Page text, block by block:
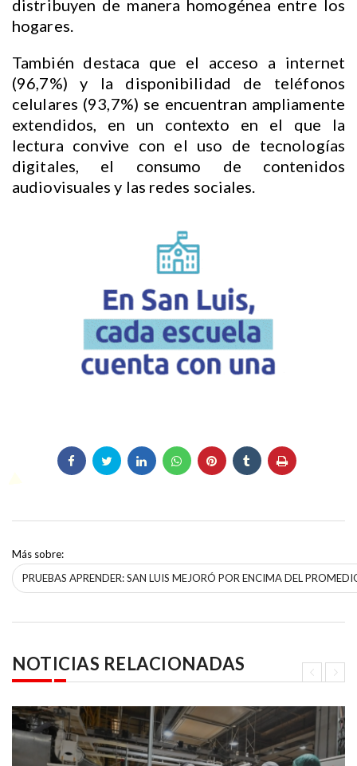
distribuyen de manera homogénea entre los
hogares.
También destaca que el acceso a internet
(96,7%) y la disponibilidad de teléfonos
celulares (93,7%) se encuentran ampliamente
extendidos, en un contexto en el que la
lectura convive con el uso de tecnologías
digitales, el consumo de contenidos
audiovisuales y las redes sociales.
Más sobre:
PRUEBAS APRENDER: SAN LUIS MEJORÓ POR ENCIMA DEL
NOTICIAS RELACIONADAS